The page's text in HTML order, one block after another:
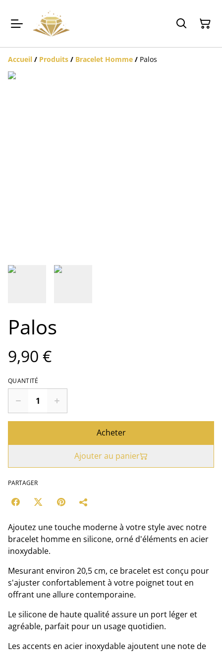
Accueil / Produits / Bracelet Homme / Palos
Palos
9,90 €
QUANTITÉ
Acheter
Ajouter au panier
PARTAGER
Ajoutez une touche moderne à votre style avec notre
bracelet homme en silicone, orné d'éléments en acier
inoxydable.
Mesurant environ 20,5 cm, ce bracelet est conçu pour
s'ajuster confortablement à votre poignet tout en
offrant une allure contemporaine.
Le silicone de haute qualité assure un port léger et
agréable, parfait pour un usage quotidien.
Les accents en acier inoxydable ajoutent une note de